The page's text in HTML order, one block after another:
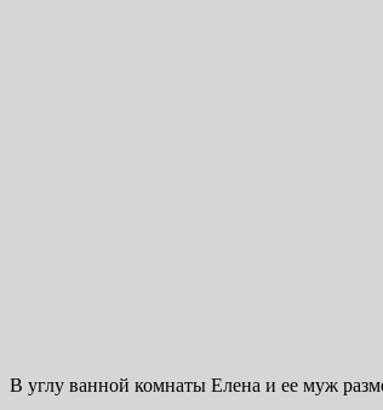
В углу ванной комнаты Елена и ее муж